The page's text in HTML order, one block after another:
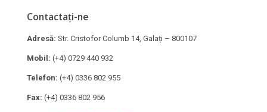
Contactați-ne
Adresă: Str. Cristofor Columb 14, Galați – 800107
Mobil: (+4) 0729 440 932
Telefon: (+4) 0336 802 955
Fax: (+4) 0336 802 956